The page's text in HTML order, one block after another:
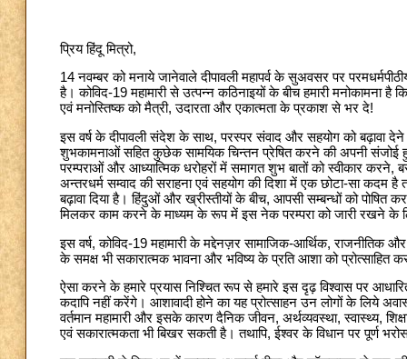
प्रिय हिंदू मित्रो,
14 नवम्बर को मनाये जानेवाले दीपावली महापर्व के सुअवसर पर
है। कोविद-19 महामारी से उत्पन्न कठिनाइयों के बीच हमारी मनोकामना
एवं मनोस्तिष्क को मैत्री, उदारता और एकात्मता के प्रकाश से भर दे!
इस वर्ष के दीपावली संदेश के साथ, परस्पर संवाद और सहयोग को बढ़ावा देने
शुभकामनाओं सहित कुछेक सामयिक चिन्तन प्रेषित करने की अपनी संजोई हुई
परम्पराओं और आध्यात्मिक धरोहरों में समागत शुभ बातों को स्वीकार
अन्तरधर्म सम्वाद की सराहना एवं सहयोग की दिशा में एक छोटा-सा कदम है
बढ़ावा दिया है। हिंदुओं और ख्रीस्तीयों के बीच, आपसी सम्बन्धों को
मिलकर काम करने के माध्यम के रूप में इस नेक परम्परा को जारी रखने के
इस वर्ष, कोविद-19 महामारी के मद्देनज़र सामाजिक-आर्थिक, राजनीतिक
के समक्ष भी सकारात्मक भावना और भविष्य के प्रति आशा को
ऐसा करने के हमारे प्रयास निश्चित रूप से हमारे इस दृढ़ विश्वास पर
कदापि नहीं करेंगे। आशावादी होने का यह प्रोत्साहन उन लोगों के लिये
वर्तमान महामारी और इसके कारण दैनिक जीवन, अर्थव्यवस्था, स्वास्थ्य,
एवं सकारात्मकता भी बिखर सकती है। तथापि, ईश्वर के विधान पर पूर्ण